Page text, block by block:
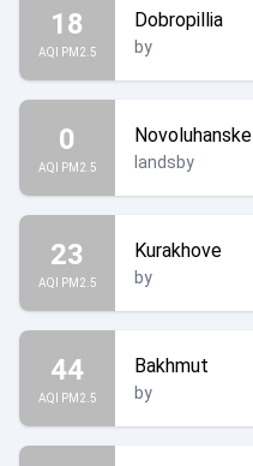
18
AQI PM2.5
Dobropillia
by
0
AQI PM2.5
Novoluhanske
landsby
23
AQI PM2.5
Kurakhove
by
44
AQI PM2.5
Bakhmut
by